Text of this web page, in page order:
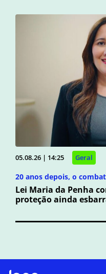
05.08.26 | 14:25 Geral
20 anos depois, o
Lei Maria da Penha
proteção ainda